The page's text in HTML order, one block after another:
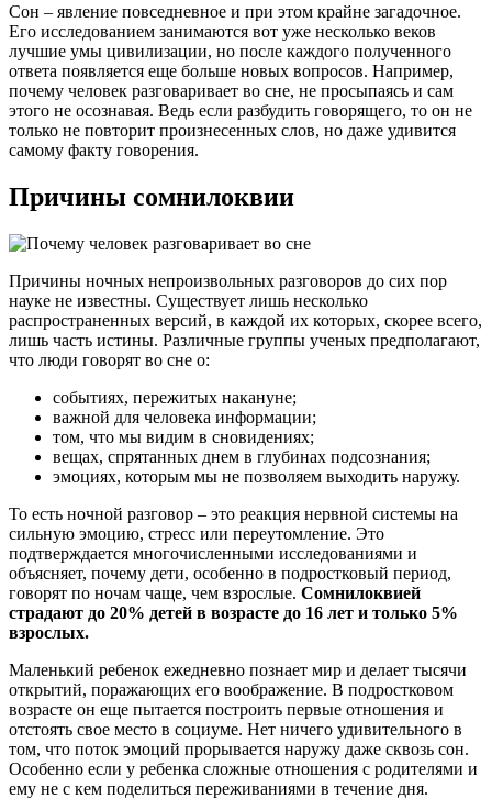
Сон – явление повседневное и при этом крайне загадочное.
Его исследованием занимаются вот уже несколько веков
лучшие умы цивилизации, но после каждого полученного
ответа появляется еще больше новых вопросов. Например,
почему человек разговаривает во сне, не просыпаясь и сам
этого не осознавая. Ведь если разбудить говорящего, то он не
только не повторит произнесенных слов, но даже удивится
самому факту говорения.
Причины сомнилоквии
Причины ночных непроизвольных разговоров до сих пор
науке не известны. Существует лишь несколько
распространенных версий, в каждой их которых, скорее всего,
лишь часть истины. Различные группы ученых предполагают,
что люди говорят во сне о:
событиях, пережитых накануне;
важной для человека информации;
том, что мы видим в сновидениях;
вещах, спрятанных днем в глубинах подсознания;
эмоциях, которым мы не позволяем выходить наружу.
То есть ночной разговор – это реакция нервной системы на
сильную эмоцию, стресс или переутомление. Это
подтверждается многочисленными исследованиями и
объясняет, почему дети, особенно в подростковый период,
говорят по ночам чаще, чем взрослые. Сомнилоквией
страдают до 20% детей в возрасте до 16 лет и только 5%
взрослых.
Маленький ребенок ежедневно познает мир и делает тысячи
открытий, поражающих его воображение. В подростковом
возрасте он еще пытается построить первые отношения и
отстоять свое место в социуме. Нет ничего удивительного в
том, что поток эмоций прорывается наружу даже сквозь сон.
Особенно если у ребенка сложные отношения с родителями и
ему не с кем поделиться переживаниями в течение дня.